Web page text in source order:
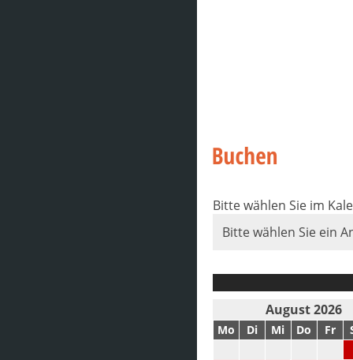
Bitte wählen Sie im
Bitte wählen Sie ein
August 2026
Mo Di Mi Do Fr